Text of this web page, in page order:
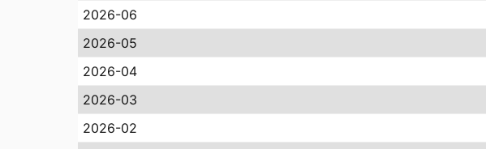
2026-06
2026-05
2026-04
2026-03
2026-02